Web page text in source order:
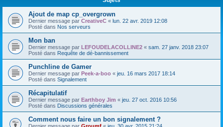
Ajout de map cp_overgrown
Dernier message par CreativeC « lun. 22 avr. 2019 12:08
Posté dans Nos serveurs
Mon ban
Dernier message par LEFOUDELACOLLINE2 « sam. 27 janv. 2018 23:07
Posté dans Requête de dé-bannissement
Punchline de Gamer
Dernier message par Peek-a-boo « jeu. 16 mars 2017 18:14
Posté dans Signalement
Récapitulatif
Dernier message par Earthboy Jim « jeu. 27 oct. 2016 10:56
Posté dans Discussions générales
Comment nous faire un bon signalement ?
Dernier message par Groumf « jeu. 30 avr. 2015 21:24